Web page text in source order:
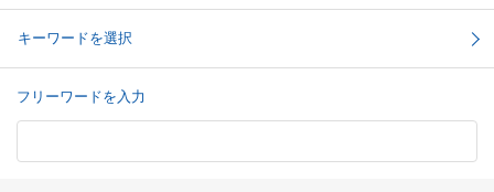
キーワードを選択
フリーワードを入力